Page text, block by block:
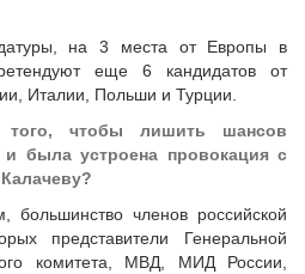
на 3 места от Европы в
еще 6 кандидатов от
Италии, Польши и Турции.
чтобы лишить шансов
и была устроена провокация с
членов российской
представители Генеральной
комитета, МВД, МИД России,